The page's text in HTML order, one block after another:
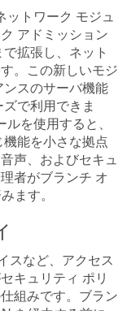
トワーク モジュ
アドミッション
拡張し、ネット
。この新しいモジ
ンスのサーバ機能
で利用できま
を使用すると、
能を小さな拠点
声、およびセキュ
者がブランチ オ
ます。
スなど、アクセス
キュリティ ポリ
組みです。ブラン